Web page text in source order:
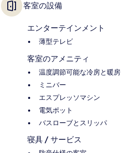
客室の設備
エンターテインメント
薄型テレビ
客室のアメニティ
温度調節可能な冷房と暖房
ミニバー
エスプレッソマシン
電気ポット
バスローブとスリッパ
寝具 / サービス